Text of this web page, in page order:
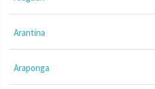
Arantina
Araponga